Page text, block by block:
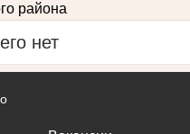
района
нет